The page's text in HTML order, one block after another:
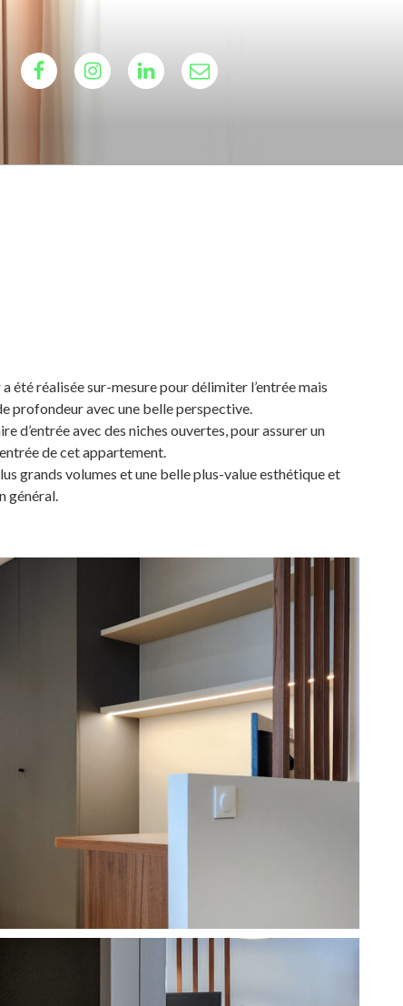
FacebookInstagramLinkedInEmail
été réalisée sur-mesure pour délimiter l’entrée mais
profondeur avec une belle perspective.
d’entrée avec des niches ouvertes, pour assurer un
de cet appartement.
grands volumes et une belle plus-value esthétique et
général.